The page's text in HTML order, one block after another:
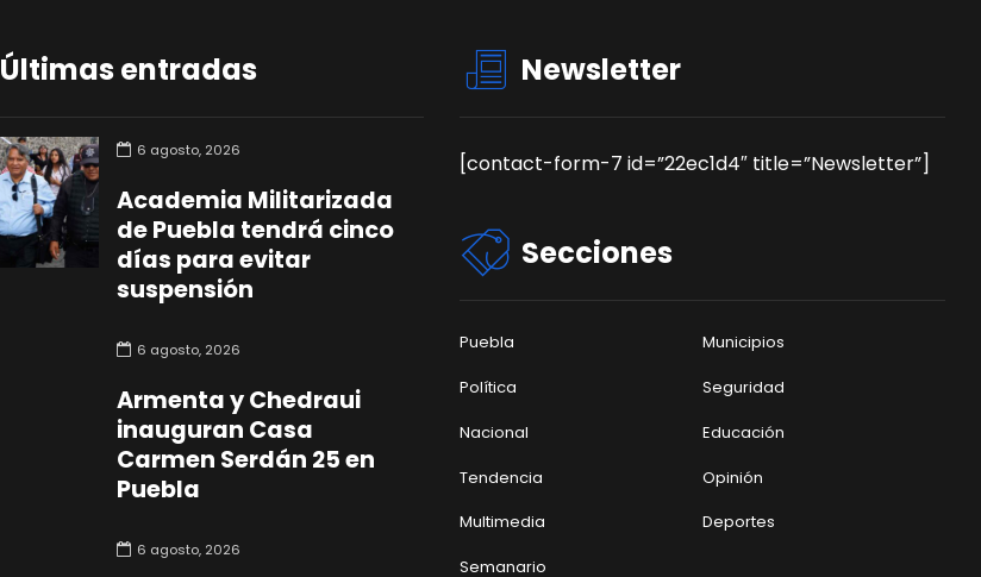
Últimas entradas
6 agosto, 2026
Academia Militarizada
de Puebla tendrá cinco
días para evitar
suspensión
6 agosto, 2026
Armenta y Chedraui
inauguran Casa
Carmen Serdán 25 en
Puebla
6 agosto, 2026
Newsletter
[contact-form-7 id=”22ec1d4″ title=”Newsletter”]
Secciones
Puebla
Municipios
Política
Seguridad
Nacional
Educación
Tendencia
Opinión
Multimedia
Deportes
Semanario